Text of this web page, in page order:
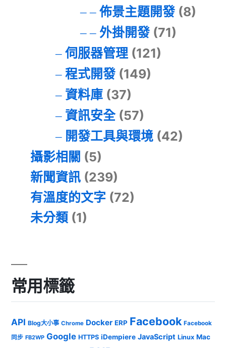
佈景主題開發(8)
外掛開發(71)
伺服器管理(121)
程式開發(149)
資料庫(37)
資訊安全(57)
開發工具與環境(42)
攝影相關 (5)
新聞資訊 (239)
有溫度的文字 (72)
未分類 (1)
常用標籤
API Blog大小事 Chrome Docker ERP Facebook Facebook
同步 FB2WP Google HTTPS iDempiere JavaScript Linux Mac